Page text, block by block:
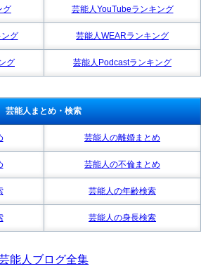
グ 芸能人YouTubeランキング
グ 芸能人WEARランキング
グ 芸能人Podcastランキング
芸能人まとめ・検索
芸能人の離婚まとめ
芸能人の不倫まとめ
芸能人の年齢検索
芸能人の身長検索
能人ブログ全集